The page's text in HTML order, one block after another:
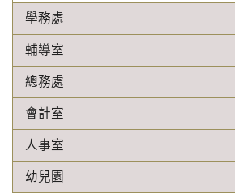
學務處
輔導室
總務處
會計室
人事室
幼兒園